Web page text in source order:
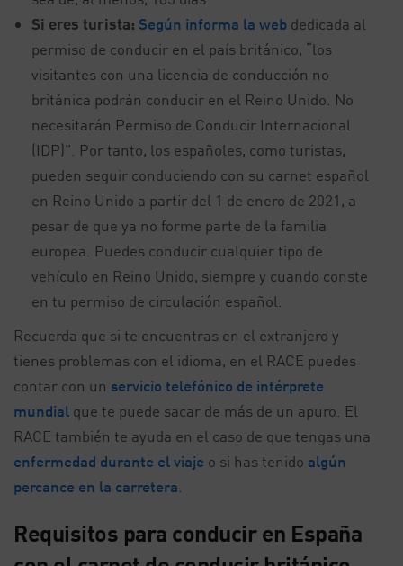
Si eres turista: Según informa la web dedicada al
permiso de conducir en el país británico, “los
visitantes con una licencia de conducción no
británica podrán conducir en el Reino Unido. No
necesitarán Permiso de Conducir Internacional
(IDP)”. Por tanto, los españoles, como turistas,
pueden seguir conduciendo con su carnet español
en Reino Unido a partir del 1 de enero de 2021, a
pesar de que ya no forme parte de la familia
europea. Puedes conducir cualquier tipo de
vehículo en Reino Unido, siempre y cuando conste
en tu permiso de circulación español.
Recuerda que si te encuentras en el extranjero y
tienes problemas con el idioma, en el RACE puedes
contar con un servicio telefónico de intérprete
mundial que te puede sacar de más de un apuro. El
RACE también te ayuda en el caso de que tengas una
enfermedad durante el viaje o si has tenido algún
percance en la carretera
Requisitos para conducir en España